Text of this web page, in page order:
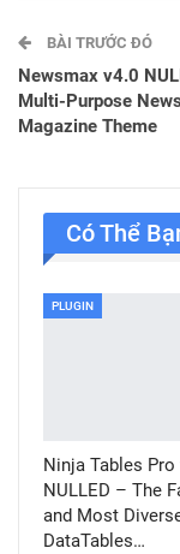
BÀI TRƯỚC ĐÓ
Newsmax v4.0
Multi-Purpose
Magazine Theme
Có Thể
PLUGIN
Ninja Tables Pro
NULLED – The
and Most
DataTables…